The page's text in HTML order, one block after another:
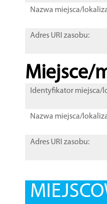
Nazwa miejsca/
Adres URI zasobu:
Miejsce/
Identyfikator miejsca/
Nazwa miejsca/
Adres URI zasobu: